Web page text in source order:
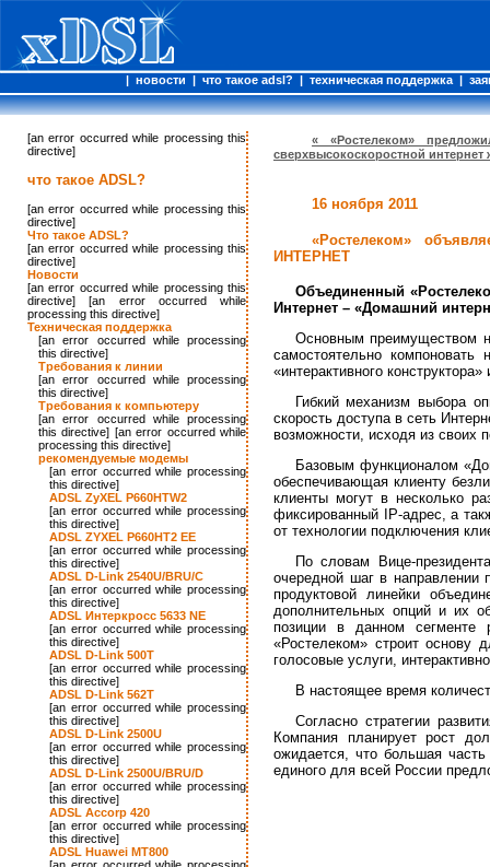
| новости | что такое adsl? | техническая поддержка |
[an error occurred while processing this
directive]
что такое ADSL?
[an error occurred while processing this
directive]
Что такое ADSL?
[an error occurred while processing this
directive]
Новости
[an error occurred while processing this
directive] [an error occurred while
processing this directive]
Техническая поддержка
[an error occurred while processing
this directive]
Требования к линии
[an error occurred while processing
this directive]
Требования к компьютеру
[an error occurred while processing
this directive] [an error occurred while
processing this directive]
рекомендуемые модемы
[an error occurred while processing
this directive]
ADSL ZyXEL P660HTW2
[an error occurred while processing
this directive]
ADSL ZYXEL P660HT2 EE
[an error occurred while processing
this directive]
ADSL D-Link 2540U/BRU/C
[an error occurred while processing
this directive]
ADSL Интеркросс 5633 NE
[an error occurred while processing
this directive]
ADSL D-Link 500T
[an error occurred while processing
this directive]
ADSL D-Link 562T
[an error occurred while processing
this directive]
ADSL D-Link 2500U
[an error occurred while processing
this directive]
ADSL D-Link 2500U/BRU/D
[an error occurred while processing
this directive]
ADSL Accorp 420
[an error occurred while processing
this directive]
ADSL Huawei MT800
« «Ростелеком»
сверхвысокоскоростной
16 ноября 2011
«Ростелеком»
ИНТЕРНЕТ
Объединенный
Интернет – «Домашний
Основным преимуществом
самостоятельно
«интерактивного
Гибкий механизм выбора
скорость доступа в сеть
возможности, исходя из своих
Базовым функционалом
обеспечивающая клиенту
клиенты могут в несколько
фиксированный IP-адрес, а
от технологии подключения
По словам Вице-
очередной шаг в
продуктовой линейки
дополнительных опций и их
позиции в данном сегменте
«Ростелеком» строит основу
голосовые услуги,
В настоящее время
Согласно стратегии
Компания планирует рост
ожидается, что большая часть
единого для всей России